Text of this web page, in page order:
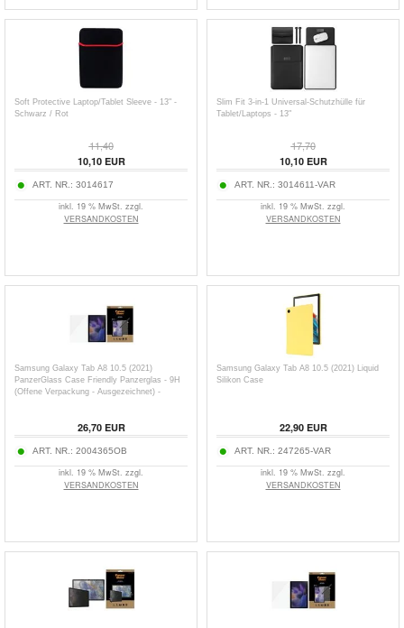
Soft Protective Laptop/Tablet Sleeve - 13" -
Schwarz / Rot
11,40
10,10EUR
ART. NR.: 3014617
inkl. 19 % MwSt. zzgl.
VERSANDKOSTEN
Slim Fit 3-in-1 Universal-Schutzhülle für
Tablet/Laptops - 13"
17,70
10,10EUR
ART. NR.: 3014611-VAR
inkl. 19 % MwSt. zzgl.
VERSANDKOSTEN
Samsung Galaxy Tab A8 10.5 (2021)
PanzerGlass Case Friendly Panzerglas - 9H
(Offene Verpackung - Ausgezeichnet) -
26,70EUR
ART. NR.: 2004365OB
inkl. 19 % MwSt. zzgl.
VERSANDKOSTEN
Samsung Galaxy Tab A8 10.5 (2021) Liquid
Silikon Case
22,90EUR
ART. NR.: 247265-VAR
inkl. 19 % MwSt. zzgl.
VERSANDKOSTEN